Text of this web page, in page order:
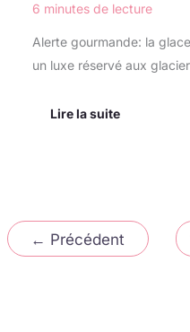
6 minutes de lecture
Alerte gourmande: la
un luxe réservé aux
Lire la suite
← Précédent